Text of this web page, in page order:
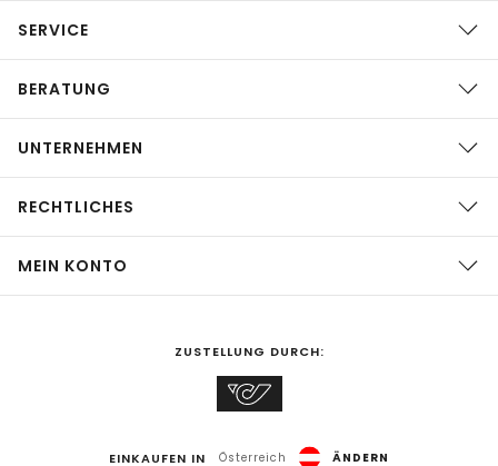
SERVICE
BERATUNG
UNTERNEHMEN
RECHTLICHES
MEIN KONTO
ZUSTELLUNG DURCH:
EINKAUFEN IN Österreich ÄNDERN